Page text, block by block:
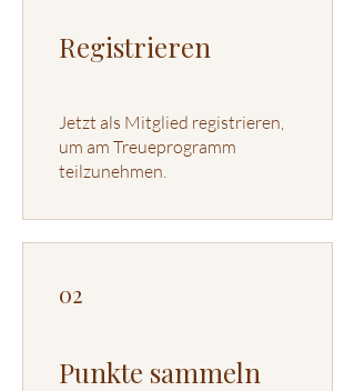
Registrieren
Jetzt als Mitglied registrieren,
um am Treueprogramm
teilzunehmen.
02
Punkte sammeln